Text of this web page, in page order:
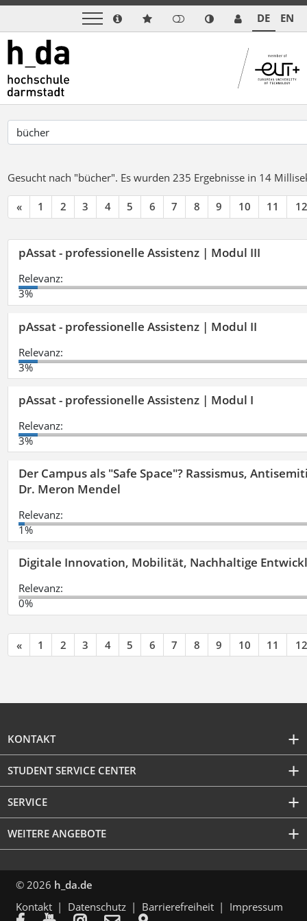
DE EN
Gesucht nach "bücher". Es wurden 235 Ergebnisse in 14
« 1 2 3 4 5 6 7 8 9 10 11 12
pAssat - professionelle Assistenz | Modul III
Relevanz:
3%
pAssat - professionelle Assistenz | Modul II
Relevanz:
3%
pAssat - professionelle Assistenz | Modul I
Relevanz:
3%
Der Campus als "Safe Space"? Rassismus,
Dr. Meron Mendel
Relevanz:
1%
Digitale Innovation, Mobilität, Nachhaltige
Relevanz:
0%
« 1 2 3 4 5 6 7 8 9 10 11 12
KONTAKT
STUDENT SERVICE CENTER
SERVICE
WEITERE ANGEBOTE
© 2026 h_da.de
Kontakt
Datenschutz Barrierefreiheit Impressum